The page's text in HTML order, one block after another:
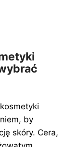
by
skóry. Cera,